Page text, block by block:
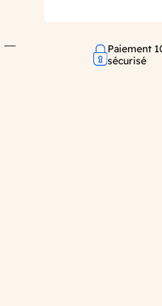
Paiement
sécurisé